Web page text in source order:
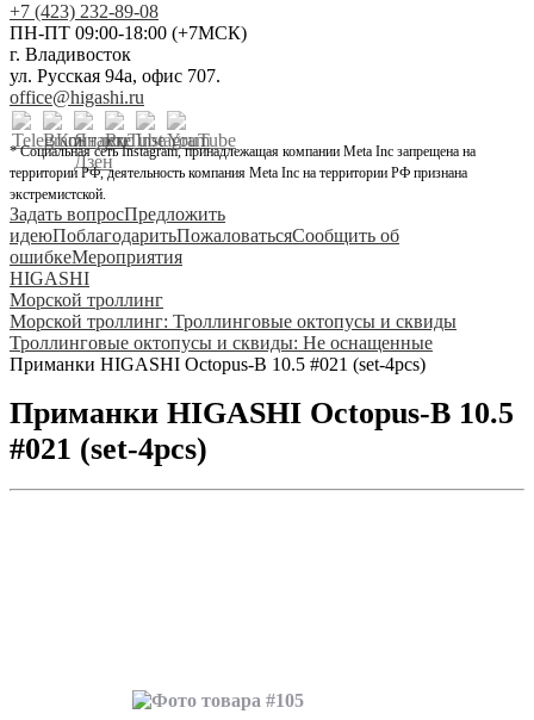
+7 (423) 232-89-08
ПН-ПТ 09:00-18:00 (+7МСК)
г. Владивосток
ул. Русская 94а, офис 707.
office@higashi.ru
* Социальная сеть Instagram, принадлежащая компании Meta Inc запрещена на
территории РФ, деятельность компания Meta Inc на территории РФ признана
экстремистской.
Задать вопросПредложить
идеюПоблагодаритьПожаловатьсяСообщить об
ошибкеМероприятия
HIGASHI
Морской троллинг
Морской троллинг: Троллинговые октопусы и сквиды
Троллинговые октопусы и сквиды: Не оснащенные
Приманки HIGASHI Octopus-B 10.5 #021 (set-4pcs)
Приманки HIGASHI Octopus-B 10.5
#021 (set-4pcs)